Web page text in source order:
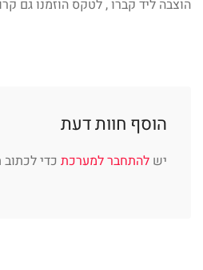
הוצבה ליד קברו , לטקס הוזמנו גם
הוסף חוות דעת
יש להתחבר למערכת כדי לכתוב